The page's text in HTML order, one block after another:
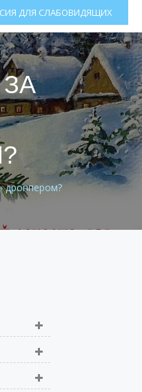
ДЛЯ СЛАБОВИДЯЩИХ
дроппером?